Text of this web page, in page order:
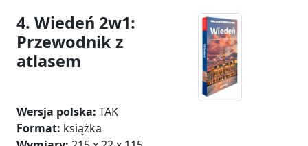
4. Wiedeń 2w1:
Przewodnik z
atlasem
Wersja polska: TAK
Format: książka